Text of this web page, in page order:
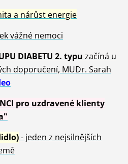
a nárůst energie
vážné nemoci
DIABETU 2. typu začíná u
doporučení, MUDr. Sarah
pro uzdravené klienty
- jeden z nejsilnějších